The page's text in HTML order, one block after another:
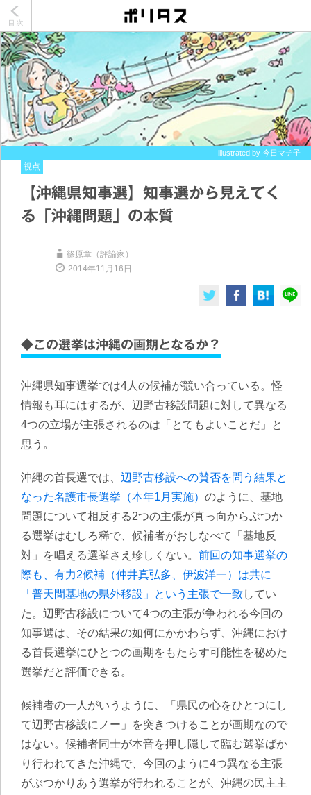
illustrated by 今日マチ子
視点
【沖縄県知事選】知事選から見えてく
る「沖縄問題」の本質
篠原章（評論家）
2014年11月16日
◆この選挙は沖縄の画期となるか？
沖縄県知事選挙では4人の候補が競い合っている。怪
情報も耳にはするが、辺野古移設問題に対して異なる
4つの立場が主張されるのは「とてもよいことだ」と
思う。
沖縄の首長選では、 辺野古移設への賛否を問う結果と
なった名護市長選挙（本年1月実施） のように、基地
問題について相反する2つの主張が真っ向からぶつか
る選挙はむしろ稀で、候補者がおしなべて「基地反
対」を唱える選挙さえ珍しくない。 前回の知事選挙の
際も、有力2候補（仲井真弘多、伊波洋一）は共に
「普天間基地の県外移設」という主張で一致してい
た。辺野古移設について4つの主張が争われる今回の
知事選は、その結果の如何にかかわらず、沖縄におけ
る首長選挙にひとつの画期をもたらす可能性を秘めた
選挙だと評価できる。
候補者の一人がいうように、「県民の心をひとつにし
て辺野古移設にノー」を突きつけることが画期なので
はない。 候補者同士が本音を押し隠して臨む選挙ばか
り行われてきた沖縄で、今回のように4つ異なる主張
がぶつかりあう選挙が行われることが、沖縄の民主主